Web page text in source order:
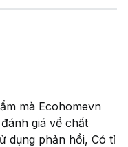
mà Ecohomevn
giá về chất
dụng phản hồi, Có tỉ